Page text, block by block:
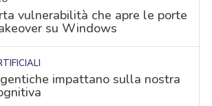
vulnerabilità che apre le porte
su Windows
impattano sulla nostra